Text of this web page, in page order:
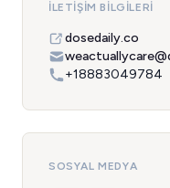
İLETIŞIM BILGILERI
dosedaily.co
+18883049784
SOSYAL MEDYA